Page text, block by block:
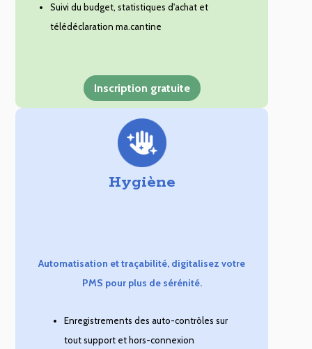
Suivi du budget, statistiques d'achat et
télédéclaration ma.cantine
Inscription gratuite
Hygiène
Automatisation et traçabilité, digitalisez votre
PMS pour plus de sérénité.
Enregistrements des auto-contrôles sur
tout support et hors-connexion